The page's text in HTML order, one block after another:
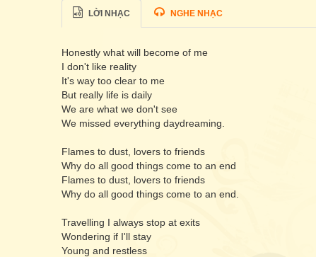
LỜI NHẠC NGHE NHẠC
Honestly what will become of me
I don't like reality
It's way too clear to me
But really life is daily
We are what we don't see
We missed everything daydreaming.
Flames to dust, lovers to friends
Why do all good things come to an end
Flames to dust, lovers to friends
Why do all good things come to an end.
Travelling I always stop at exits
Wondering if I'll stay
Young and restless